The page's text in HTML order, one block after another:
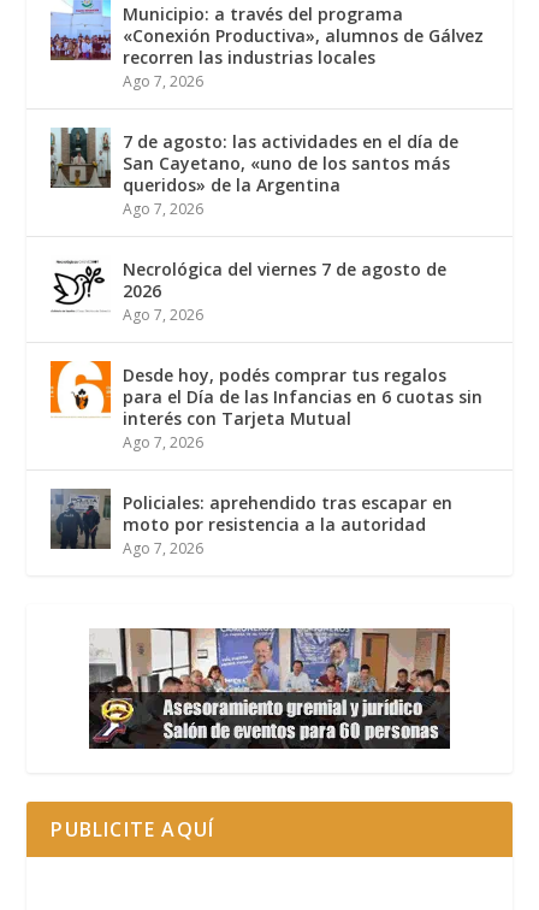
Municipio: a través del programa
«Conexión Productiva», alumnos de Gálvez
recorren las industrias locales
Ago 7, 2026
7 de agosto: las actividades en el día de
San Cayetano, «uno de los santos más
queridos» de la Argentina
Ago 7, 2026
Necrológica del viernes 7 de agosto de
2026
Ago 7, 2026
Desde hoy, podés comprar tus regalos
para el Día de las Infancias en 6 cuotas sin
interés con Tarjeta Mutual
Ago 7, 2026
Policiales: aprehendido tras escapar en
moto por resistencia a la autoridad
Ago 7, 2026
PUBLICITE AQUÍ